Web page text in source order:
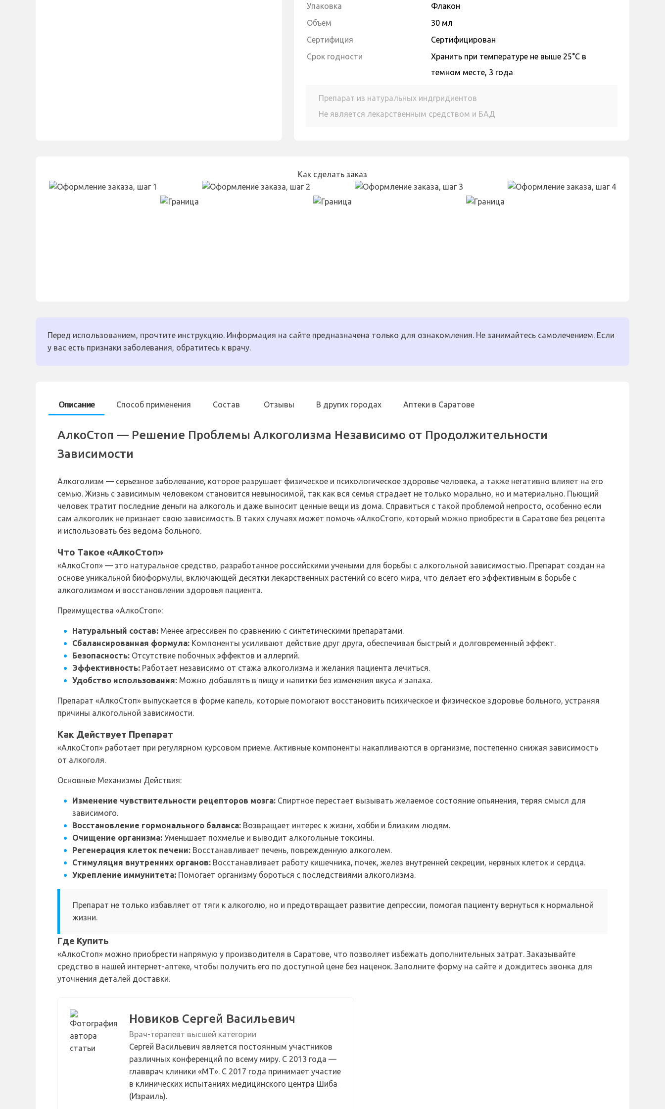
Упаковка
Флакон
Объем
30 мл
Сертифиция
Сертифицирован
Cрок годности
Хранить при температуре не выше 25°С в
темном месте, 3 года
Препарат из натуральных индгридиентов
Не является лекарственным средством и БАД
Как сделать заказ
Перед использованием, прочтите инструкцию. Информация на сайте предназначена только для ознакомления. Не занимайтесь самолечением. Если
у вас есть признаки заболевания, обратитесь к врачу.
Описание Способ применения Состав Отзывы В других городах Аптеки в Саратове
АлкоСтоп — Решение Проблемы Алкоголизма Независимо от Продолжительности
Зависимости
Алкоголизм — серьезное заболевание, которое разрушает физическое и психологическое здоровье человека, а также негативно влияет на его
семью. Жизнь с зависимым человеком становится невыносимой, так как вся семья страдает не только морально, но и материально. Пьющий
человек тратит последние деньги на алкоголь и даже выносит ценные вещи из дома. Справиться с такой проблемой непросто, особенно если
сам алкоголик не признает свою зависимость. В таких случаях может помочь «АлкоСтоп», который можно приобрести в Саратове без рецепта
и использовать без ведома больного.
Что Такое «АлкоСтоп»
«АлкоСтоп» — это натуральное средство, разработанное российскими учеными для борьбы с алкогольной зависимостью. Препарат создан на
основе уникальной биоформулы, включающей десятки лекарственных растений со всего мира, что делает его эффективным в борьбе с
алкоголизмом и восстановлении здоровья пациента.
Преимущества «АлкоСтоп»:
Натуральный состав: Менее агрессивен по сравнению с синтетическими препаратами.
Сбалансированная формула: Компоненты усиливают действие друг друга, обеспечивая быстрый и долговременный эффект.
Безопасность: Отсутствие побочных эффектов и аллергий.
Эффективность: Работает независимо от стажа алкоголизма и желания пациента лечиться.
Удобство использования: Можно добавлять в пищу и напитки без изменения вкуса и запаха.
Препарат «АлкоСтоп» выпускается в форме капель, которые помогают восстановить психическое и физическое здоровье больного, устраняя
причины алкогольной зависимости.
Как Действует Препарат
«АлкоСтоп» работает при регулярном курсовом приеме. Активные компоненты накапливаются в организме, постепенно снижая зависимость
от алкоголя.
Основные Механизмы Действия:
Изменение чувствительности рецепторов мозга: Спиртное перестает вызывать желаемое состояние опьянения, теряя смысл для
зависимого.
Восстановление гормонального баланса: Возвращает интерес к жизни, хобби и близким людям.
Очищение организма: Уменьшает похмелье и выводит алкогольные токсины.
Регенерация клеток печени: Восстанавливает печень, поврежденную алкоголем.
Стимуляция внутренних органов: Восстанавливает работу кишечника, почек, желез внутренней секреции, нервных клеток и сердца.
Укрепление иммунитета: Помогает организму бороться с последствиями алкоголизма.
Препарат не только избавляет от тяги к алкоголю, но и предотвращает развитие депрессии, помогая пациенту вернуться к нормальной
жизни.
Где Купить
«АлкоСтоп» можно приобрести напрямую у производителя в Саратове, что позволяет избежать дополнительных затрат. Заказывайте
средство в нашей интернет-аптеке, чтобы получить его по доступной цене без наценок. Заполните форму на сайте и дождитесь звонка для
уточнения деталей доставки.
Новиков Сергей Васильевич
Врач-терапевт высшей категории
Сергей Васильевич является постоянным участников
различных конференций по всему миру. С 2013 года —
главврач клиники «МТ». С 2017 года принимает участие
в клинических испытаниях медицинского центра Шиба
(Израиль).